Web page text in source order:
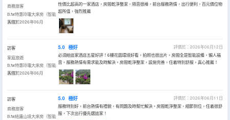
商務旅客
B.fw特惠玲瓏大床房（智能
客控）
入住於2026年06月
性價比超高的一家酒店，房間乾淨整潔，隔音很棒，前台服務熱情，出行便利，百元價位物
超所值，強烈推薦
訪客
家庭旅遊
B.fw特惠玲瓏大床房（智能
客控）
入住於2026年06月
5.0 極好
評價於：2026年06月12日
必須給這家酒店五星好評！6樓花園環境好看，拍照也很出片。房間全是智能設備，懶人福
音。服務熱情有需求能及時解決。房間乾淨整潔，設施完善，住着特別舒服，真心推薦！
訪客
商務旅客
B.fw結廬山境大床房（智能
5.0 極好
評價於：2026年06月11日
服務特別好，前台熱情有禮貌，有問題及時幫忙解決。房間乾淨整潔，細節到位，住着很舒
服，下次出行優先選這家！